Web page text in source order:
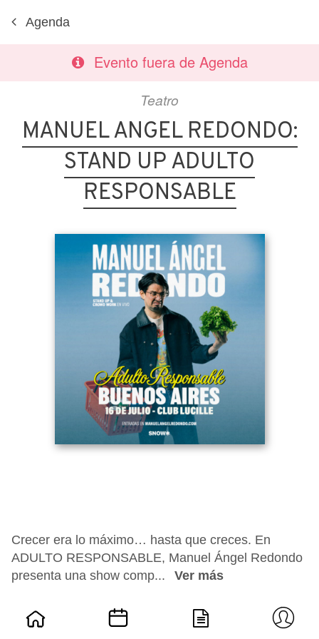
Agenda
Evento fuera de Agenda
Teatro
MANUEL ANGEL REDONDO:
STAND UP ADULTO
RESPONSABLE
Crecer era lo máximo… hasta que creces. En
ADULTO RESPONSABLE, Manuel Ángel Redondo
presenta una show comp...
Ver más